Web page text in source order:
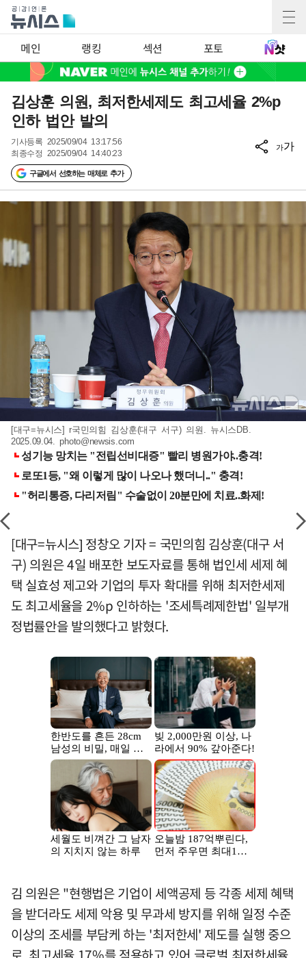
메인 랭킹 섹션 포토
김상훈 의원, 최저한세제도 최고세율 2%p
인하 법안 발의
기사등록 2025/09/04 13:17:56
최종수정 2025/09/04 14:40:23
구글에서 선호하는 매체로 추가
가가
[대구=뉴시스] r국민의힘 김상훈(대구 서구) 의원. 뉴시스DB.
2025.09.04.photo@newsis.com
[대구=뉴시스] 정창오 기자 = 국민의힘 김상훈(대구 서
구) 의원은 4일 배포한 보도자료를 통해 법인세 세제 혜
택 실효성 제고와 기업의 투자 확대를 위해 최저한세제
도 최고세율을 2%p 인하하는 '조세특례제한법' 일부개
정법률안을 발의했다고 밝혔다.
김 의원은 "현행법은 기업이 세액공제 등 각종 세제 혜택
을 받더라도 세제 악용 및 무과세 방지를 위해 일정 수준
이상의 조세를 부담케 하는 '최저한세' 제도를 실행 중으